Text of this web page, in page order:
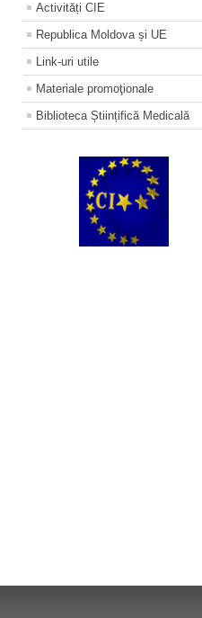
Activități CIE
Republica Moldova și UE
Link-uri utile
Materiale promoţionale
Biblioteca Științifică Medicală